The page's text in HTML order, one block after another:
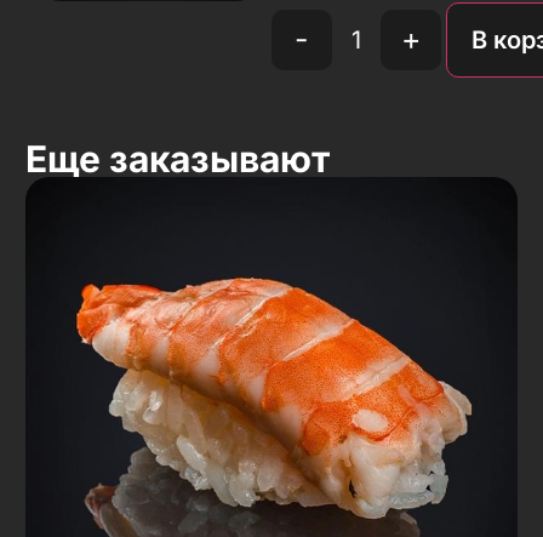
- + В
Еще заказывают